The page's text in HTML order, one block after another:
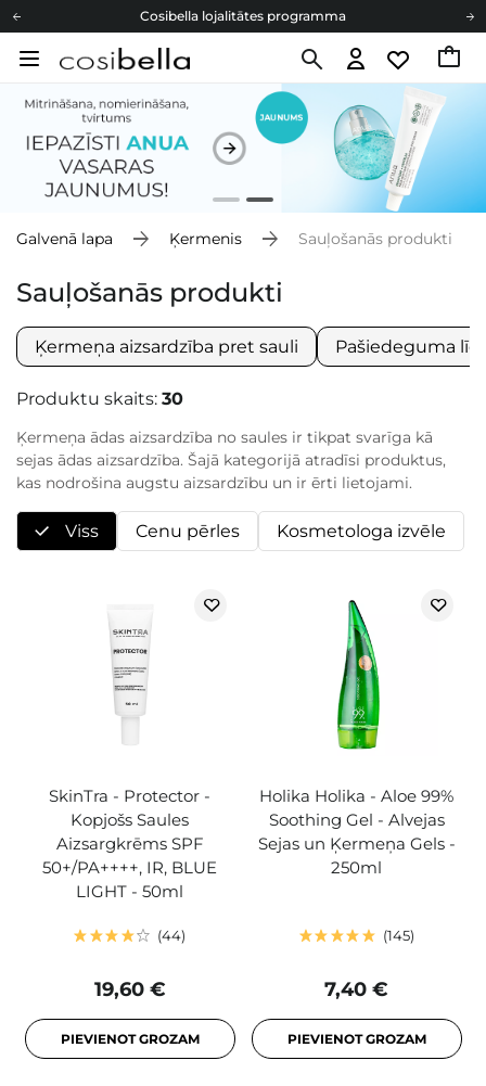
Cosibella lojalitātes programma
Bezmaskas piegāde no 49,00 €
Cosibella lojalitātes programma
Bezmaskas piegāde no 49,00 €
Galvenā lapa Ķermenis Sauļošanās produkti
Sauļošanās produkti
Ķermeņa aizsardzība pret sauli Pašiedeguma
Produktu skaits: 30
Ķermeņa ādas aizsardzība no saules ir tikpat svarīga kā
sejas ādas aizsardzība. Šajā kategorijā atradīsi produktus,
kas nodrošina augstu aizsardzību un ir ērti lietojami.
Viss Cenu pērles Kosmetologa izvēle
SkinTra - Protector -
Kopjošs Saules
Aizsargkrēms SPF
50+/PA++++, IR, BLUE
LIGHT - 50ml
44
19,60 €
PIEVIENOT GROZAM
Holika Holika - Aloe 99%
Soothing Gel - Alvejas
Sejas un Ķermeņa Gels -
250ml
145
7,40 €
PIEVIENOT GROZAM